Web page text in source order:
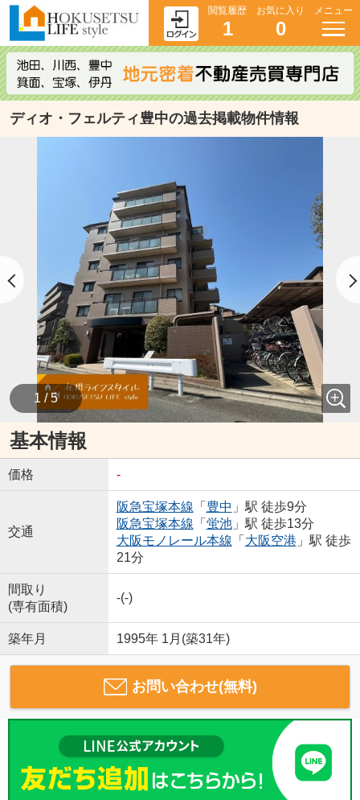
閲覧履歴
1
お気に入り
0
メニュー
ディオ・フェルティ豊中の過去掲載物件情報
1 / 5
基本情報
価格 -
交通
阪急宝塚本線 「 豊中 」駅 徒歩9分
阪急宝塚本線 「 蛍池」駅 徒歩13分
大阪モノレール本線 「 大阪空港 」駅 徒歩
21分
間取り
(専有面積)
-(-)
築年月 1995年 1月(築31年)
お問い合わせ(無料)